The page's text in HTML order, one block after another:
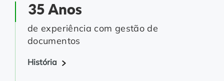
35 Anos
de experiência com gestão de
documentos
História